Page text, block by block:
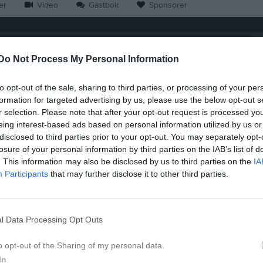
Do Not Process My Personal Information
opt-out of the sale, sharing to third parties, or processing of your
for targeted advertising by us, please use the below opt-out
selection. Please note that after your opt-out request is processed
interest-based ads based on personal information utilized by us
to third parties prior to your opt-out. You may separately
of your personal information by third parties on the IAB’s list of
This information may also be disclosed by us to third parties on the
Participants that may further disclose it to other third parties.
Data Processing Opt Outs
opt-out of the Sharing of my personal data.
Video Gästbok Sponsorer
2026, 16:00
Persnäs AIF - Tvärskogs IF
2026, 18:45
Tvärskogs IF- Runsten-Möck. IF
16:00
Blomstermåla IK -Tvärskogs IF
16:00
Tvärskogs IF- Bäckebo GoIF
2026, 14:00
Kalmar AIK FK - Tvärskogs IF
2026, 19:00
Kalmarpolisens IF -Tvärskogs IF
2026, 19:00
Tvärskogs IF
19:00